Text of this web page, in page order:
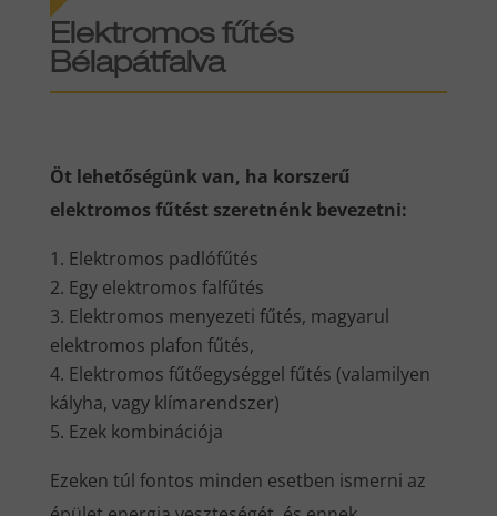
Elektromos fűtés
Bélapátfalva
Öt lehetőségünk van, ha korszerű
elektromos fűtést szeretnénk bevezetni:
Elektromos padlófűtés
Egy elektromos falfűtés
Elektromos menyezeti fűtés, magyarul
elektromos plafon fűtés,
Elektromos fűtőegységgel fűtés (valamilyen
kályha, vagy klímarendszer)
Ezek kombinációja
Ezeken túl fontos minden esetben ismerni az